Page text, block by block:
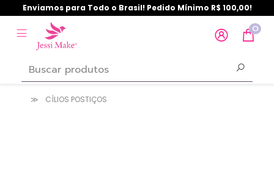
Enviamos para Todo o Brasil! Pedido Mínimo R$ 100,00!
0
CÍLIOS POSTIÇOS